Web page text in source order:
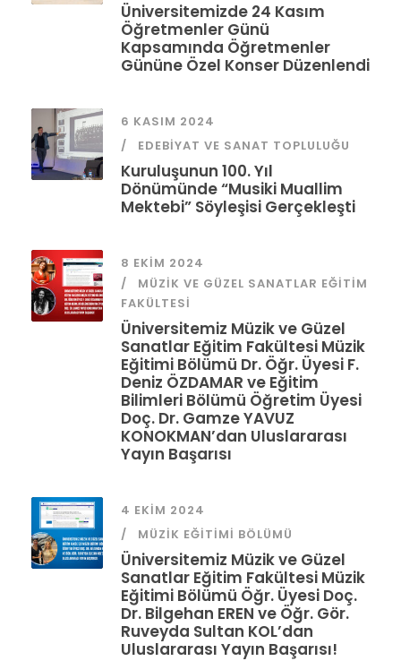
Üniversitemizde 24 Kasım
Öğretmenler Günü
Kapsamında Öğretmenler
Gününe Özel Konser Düzenlendi
6 KASIM 2024
EDEBIYAT VE SANAT TOPLULUĞU
Kuruluşunun 100. Yıl
Dönümünde “Musiki Muallim
Mektebi” Söyleşisi Gerçekleşti
8 EKIM 2024
MÜZIK VE GÜZEL SANATLAR EĞITIM
FAKÜLTESI
Üniversitemiz Müzik ve Güzel
Sanatlar Eğitim Fakültesi Müzik
Eğitimi Bölümü Dr. Öğr. Üyesi F.
Deniz ÖZDAMAR ve Eğitim
Bilimleri Bölümü Öğretim Üyesi
Doç. Dr. Gamze YAVUZ
KONOKMAN’dan Uluslararası
Yayın Başarısı
4 EKIM 2024
MÜZIK EĞITIMI BÖLÜMÜ
Üniversitemiz Müzik ve Güzel
Sanatlar Eğitim Fakültesi Müzik
Eğitimi Bölümü Öğr. Üyesi Doç.
Dr. Bilgehan EREN ve Öğr. Gör.
Ruveyda Sultan KOL’dan
Uluslararası Yayın Başarısı!